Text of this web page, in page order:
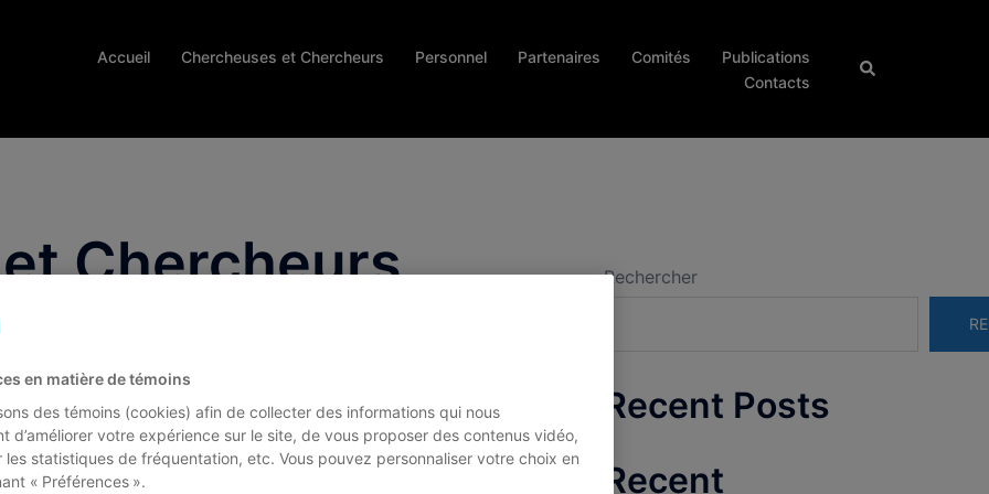
Accueil Chercheuses et Chercheurs Personnel Partenaires Comités
Publications
Contacts
Rechercher
Chercheurs
Luca – Chercheur principal
adjoint au Département des sciences de la
de l’Université du Québec à Montréal, au
du centre pour l’étude et la simulation du climat
Rechercher
Recent Posts
Recent
en matière de témoins
des témoins (cookies) afin de collecter des informations qui nous
d’améliorer votre expérience sur le site, de vous proposer des contenus vidéo,
les statistiques de fréquentation, etc. Vous pouvez personnaliser votre choix en
« Préférences ».